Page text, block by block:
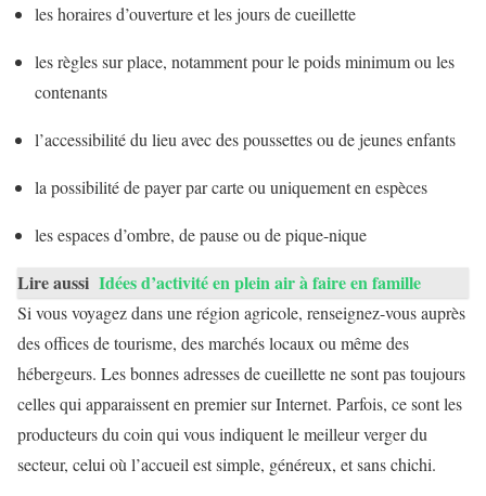
les horaires d’ouverture et les jours de cueillette
les règles sur place, notamment pour le poids minimum ou les
contenants
l’accessibilité du lieu avec des poussettes ou de jeunes enfants
la possibilité de payer par carte ou uniquement en espèces
les espaces d’ombre, de pause ou de pique-nique
Lire aussi Idées d’activité en plein air à faire en famille
Si vous voyagez dans une région agricole, renseignez-vous auprès
des offices de tourisme, des marchés locaux ou même des
hébergeurs. Les bonnes adresses de cueillette ne sont pas toujours
celles qui apparaissent en premier sur Internet. Parfois, ce sont les
producteurs du coin qui vous indiquent le meilleur verger du
secteur, celui où l’accueil est simple, généreux, et sans chichi.